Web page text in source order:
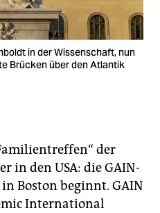
in der Wissenschaft, nun
Brücken über den Atlantik
der
in den USA: die GAIN-
Boston beginnt. GAIN
International